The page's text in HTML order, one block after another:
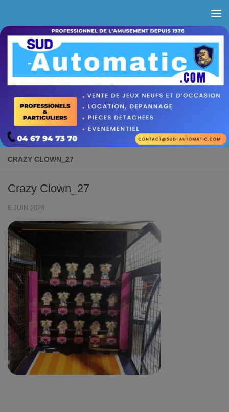
CRAZY CLOWN_27
Crazy Clown_27
6 JUIN 2024